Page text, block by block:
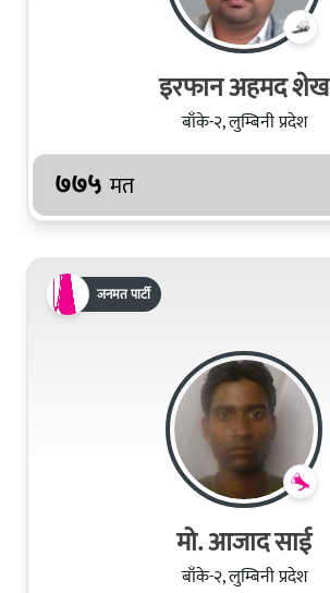
इरफान अहमद शेख
बाँके-२, लुम्बिनी प्रदेश
७७५ मत
जनमत पार्टी
मो. आजाद साई
बाँके-२, लुम्बिनी प्रदेश